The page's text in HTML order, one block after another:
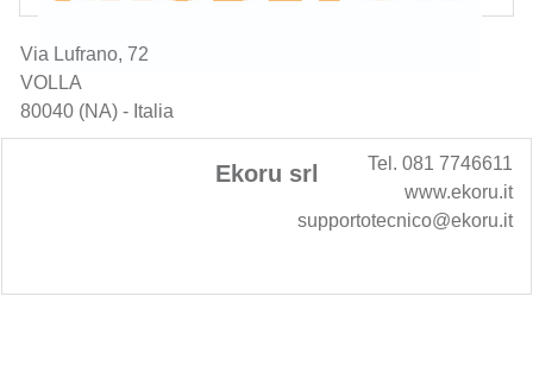
Ekoru srl
Via Lufrano, 72
VOLLA
80040 (NA) - Italia
Tel. 081 7746611
www.ekoru.it
supportotecnico@ekoru.it